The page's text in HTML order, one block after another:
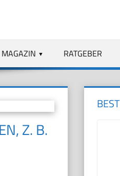
MAGAZIN RATGEBER
Z. B.